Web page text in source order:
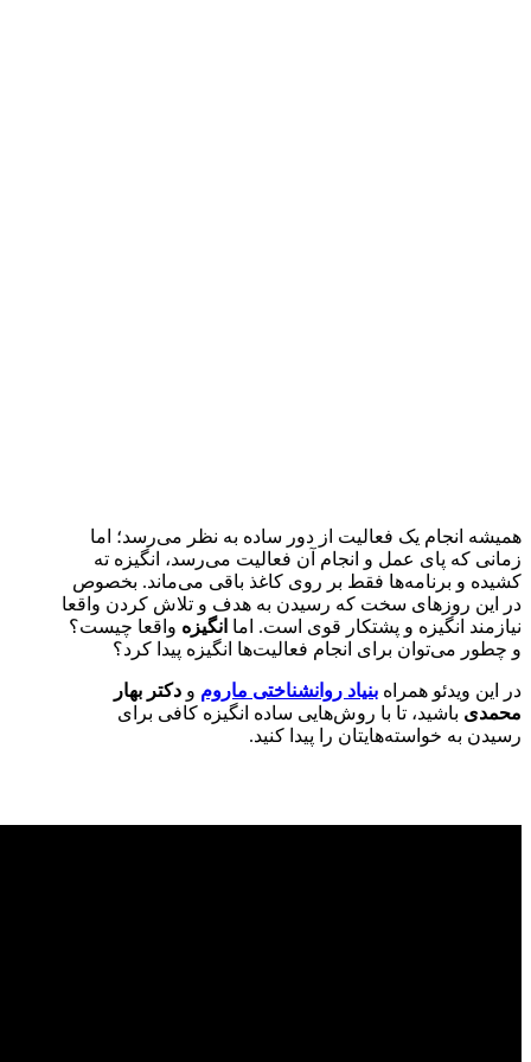
همیشه انجام یک فعالیت از دور ساده به نظر می‌رسد؛ اما
زمانی که پای عمل و انجام آن فعالیت می‌رسد، انگیزه ته
کشیده و برنامه‌ها فقط بر روی کاغذ باقی می‌ماند. بخصوص
در این روز‌های سخت که رسیدن به هدف و تلاش کردن واقعا
نیازمند انگیزه و پشتکار قوی است. اما انگیزه واقعا چیست؟
و چطور می‌توان برای انجام فعالیت‌ها انگیزه پیدا کرد؟
در این ویدئو همراه بنیاد روانشناختی ماروم و دکتر بهار
محمدی باشید، تا با روش‌هایی ساده انگیزه کافی برای
رسیدن به خواسته‌هایتان را پیدا کنید.